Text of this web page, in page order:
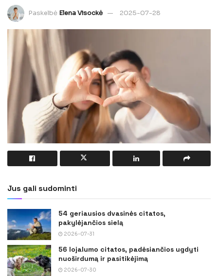
Paskelbė Elena Visockė 2025-07-28
Jus gali sudominti
54 geriausios dvasinės citatos,
pakylėjančios sielą
2026-07-31
56 lojalumo citatos, padėsiančios ugdyti
nuoširdumą ir pasitikėjimą
2026-07-30